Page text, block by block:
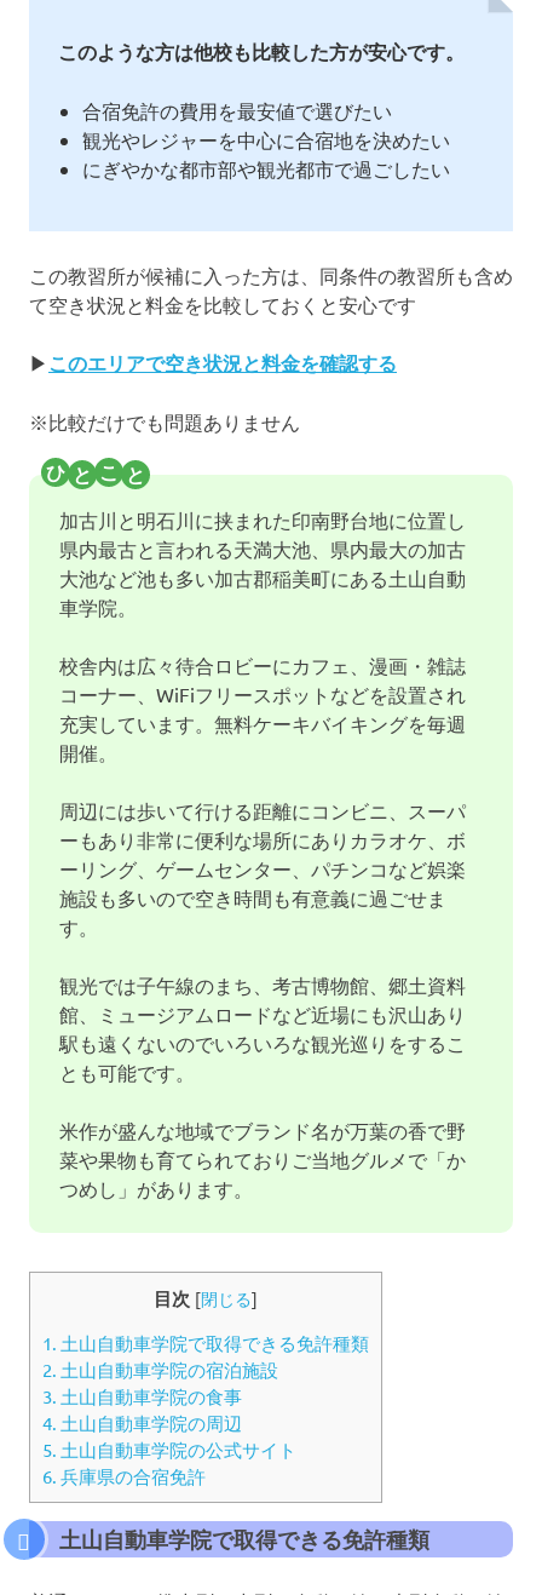
このような方は他校も比較した方が安心です。
合宿免許の費用を最安値で選びたい
観光やレジャーを中心に合宿地を決めたい
にぎやかな都市部や観光都市で過ごしたい
この教習所が候補に入った方は、同条件の教習所も含め
て空き状況と料金を比較しておくと安心です
▶ このエリアで空き状況と料金を確認する
※比較だけでも問題ありません
加古川と明石川に挟まれた印南野台地に位置し
県内最古と言われる天満大池、県内最大の加古
大池など池も多い加古郡稲美町にある土山自動
車学院。
校舎内は広々待合ロビーにカフェ、漫画・雑誌
コーナー、WiFiフリースポットなどを設置され
充実しています。無料ケーキバイキングを毎週
開催。
周辺には歩いて行ける距離にコンビニ、スーパ
ーもあり非常に便利な場所にありカラオケ、ボ
ーリング、ゲームセンター、パチンコなど娯楽
施設も多いので空き時間も有意義に過ごせま
す。
観光では子午線のまち、考古博物館、郷土資料
館、ミュージアムロードなど近場にも沢山あり
駅も遠くないのでいろいろな観光巡りをするこ
とも可能です。
米作が盛んな地域でブランド名が万葉の香で野
菜や果物も育てられておりご当地グルメで「か
つめし」があります。
目次 [閉じる]
1. 土山自動車学院で取得できる免許種類
2. 土山自動車学院の宿泊施設
3. 土山自動車学院の食事
4. 土山自動車学院の周辺
5. 土山自動車学院の公式サイト
6. 兵庫県の合宿免許
土山自動車学院で取得できる免許種類